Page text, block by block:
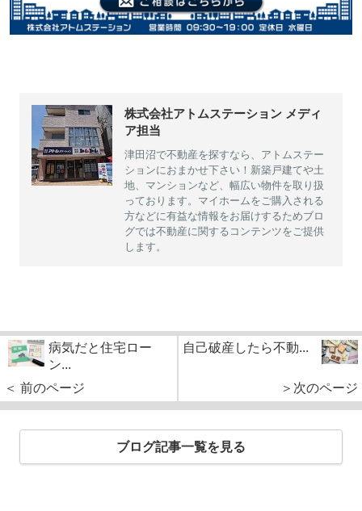
株式会社アトムステーション メディ
ア担当
津田沼で不動産を探すなら、アトムステー
ションにおまかせ下さい！新築戸建てや土
地、マンションなど、幅広い物件を取り扱
っております。マイホームをご購入される
方などに有益な情報をお届けするためブロ
グでは不動産に関するコンテンツをご提供
します。
病気だと住宅ロー
ン...
＜ 前のページ
自己破産したら不動...
＞次のページ
ブログ記事一覧を見る